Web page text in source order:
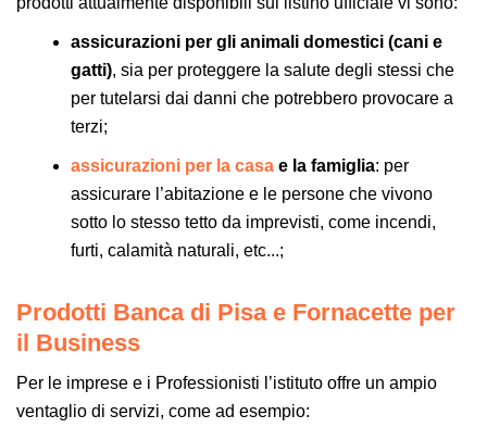
assicurazioni per gli animali domestici (cani e
gatti), sia per proteggere la salute degli stessi che
per tutelarsi dai danni che potrebbero provocare a
terzi;
assicurazioni per la casa e la famiglia: per
assicurare l’abitazione e le persone che vivono
sotto lo stesso tetto da imprevisti, come incendi,
furti, calamità naturali, etc...;
Prodotti Banca di Pisa e Fornacette per
il Business
Per le imprese e i Professionisti l’istituto offre un ampio
ventaglio di servizi, come ad esempio: